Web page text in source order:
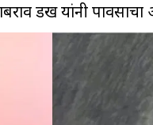
डख यांनी